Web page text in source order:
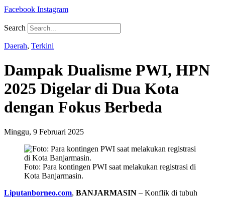
Facebook Instagram
Search
Daerah, Terkini
Dampak Dualisme PWI, HPN
2025 Digelar di Dua Kota
dengan Fokus Berbeda
Minggu, 9 Februari 2025
Foto: Para kontingen PWI saat melakukan registrasi di
Kota Banjarmasin.
Liputanborneo.com, BANJARMASIN – Konflik di tubuh